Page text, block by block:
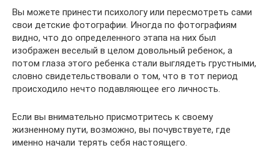
Вы можете принести психологу или пересмотреть сами
свои детские фотографии. Иногда по фотографиям
видно, что до определенного этапа на них был
изображен веселый в целом довольный ребенок, а
потом глаза этого ребенка стали выглядеть грустными,
словно свидетельствовали о том, что в тот период
происходило нечто подавляющее его личность.
Если вы внимательно присмотритесь к своему
жизненному пути, возможно, вы почувствуете, где
именно начали терять себя настоящего.